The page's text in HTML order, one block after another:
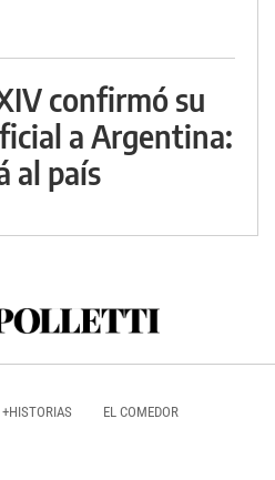
confirmó su
a Argentina:
al país
+HISTORIAS EL COMEDOR